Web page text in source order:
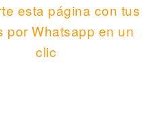
esta página con tus
por Whatsapp en un
clic